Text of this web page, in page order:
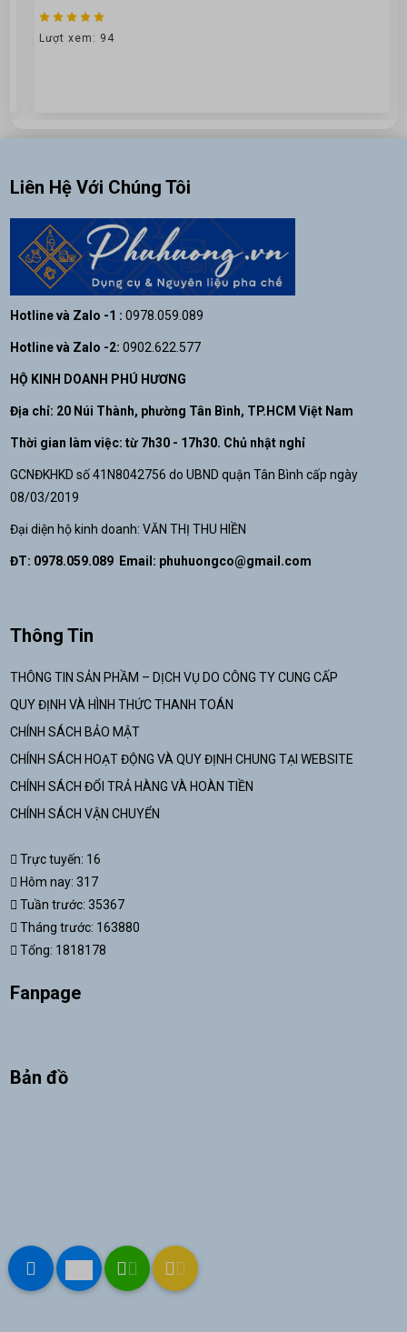
Lượt xem: 94
Liên Hệ Với Chúng Tôi
Hotline và Zalo -1 : 0978.059.089
Hotline và Zalo -2: 0902.622.577
HỘ KINH DOANH PHÚ HƯƠNG
Địa chỉ: 20 Núi Thành, phường Tân Bình, TP.HCM Việt Nam
Thời gian làm việc: từ 7h30 - 17h30. Chủ nhật nghỉ
GCNĐKHKD số 41N8042756 do UBND quận Tân Bình cấp ngày
08/03/2019
Đại diện hộ kinh doanh: VĂN THỊ THU HIỀN
ĐT: 0978.059.089 Email: phuhuongco@gmail.com
Thông Tin
THÔNG TIN SẢN PHẦM – DỊCH VỤ DO CÔNG TY CUNG CẤP
QUY ĐỊNH VÀ HÌNH THỨC THANH TOÁN
CHÍNH SÁCH BẢO MẬT
CHÍNH SÁCH HOẠT ĐỘNG VÀ QUY ĐỊNH CHUNG TẠI WEBSITE
CHÍNH SÁCH ĐỔI TRẢ HÀNG VÀ HOÀN TIỀN
CHÍNH SÁCH VẬN CHUYỂN
Trực tuyến: 16
Hôm nay: 317
Tuần trước: 35367
Tháng trước: 163880
Tổng: 1818178
Fanpage
Bản đồ